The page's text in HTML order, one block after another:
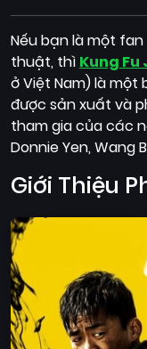
Rạp
Thể
loại
Quốc
Blog
Nếu bạn là một
thuật, thì Kung Fu
ở Việt Nam) là một
được sản xuất và
tham gia của các
Donnie Yen, Wang
Giới Thiệu